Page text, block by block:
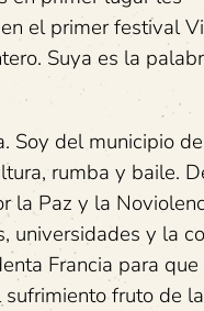
el primer festival
Suya es la
Soy del municipio
rumba y baile.
la Paz y la
universidades y la
Francia para
fruto de la